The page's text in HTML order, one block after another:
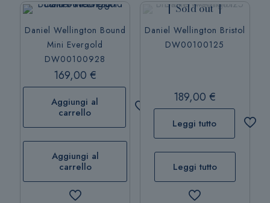
Daniel Wellington Bound
Mini Evergold
DW00100928
169,00€
Aggiungi al
carrello
Aggiungi al
carrello
Sold out
Daniel Wellington Bristol
DW00100125
189,00€
Leggi tutto
Leggi tutto